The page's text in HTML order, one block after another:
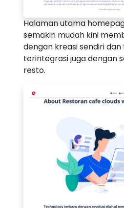
Halaman utama
semakin mudah kini
dengan kreasi sendiri
terintegrasi juga dengan
resto.